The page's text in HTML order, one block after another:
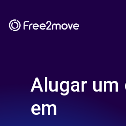
Alugar um
em